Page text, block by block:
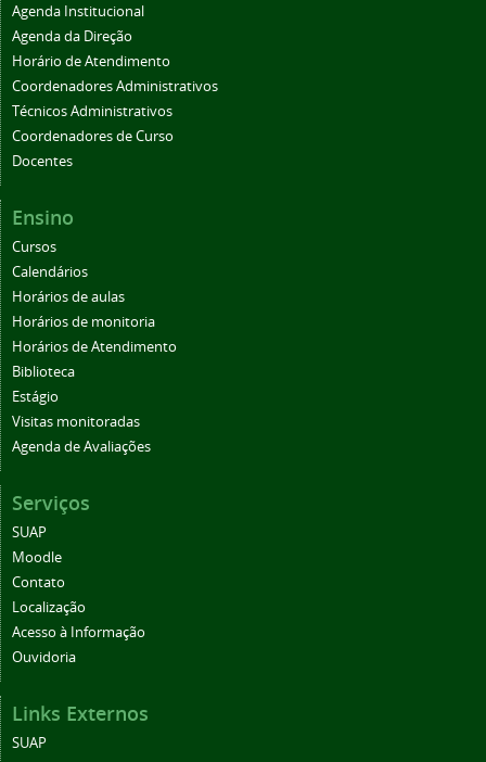
Agenda Institucional
Agenda da Direção
Horário de Atendimento
Coordenadores Administrativos
Técnicos Administrativos
Coordenadores de Curso
Docentes
Ensino
Cursos
Calendários
Horários de aulas
Horários de monitoria
Horários de Atendimento
Biblioteca
Estágio
Visitas monitoradas
Agenda de Avaliações
Serviços
SUAP
Moodle
Contato
Localização
Acesso à Informação
Ouvidoria
Links Externos
SUAP